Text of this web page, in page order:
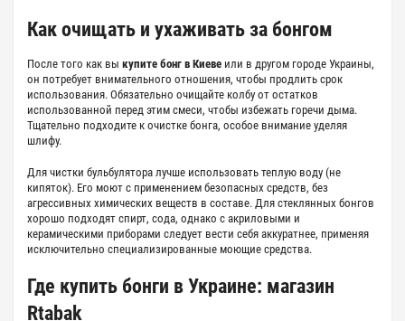
Как очищать и ухаживать за бонгом
После того как вы купите бонг в Киеве или в другом городе Украины,
он потребует внимательного отношения, чтобы продлить срок
использования. Обязательно очищайте колбу от остатков
использованной перед этим смеси, чтобы избежать горечи дыма.
Тщательно подходите к очистке бонга, особое внимание уделяя
шлифу.
Для чистки бульбулятора лучше использовать теплую воду (не
кипяток). Его моют с применением безопасных средств, без
агрессивных химических веществ в составе. Для стеклянных бонгов
хорошо подходят спирт, сода, однако с акриловыми и
керамическими приборами следует вести себя аккуратнее, применяя
исключительно специализированные моющие средства.
Где купить бонги в Украине: магазин
Rtabak